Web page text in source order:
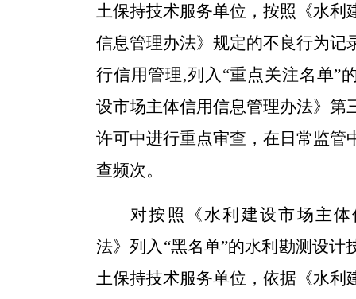
土保持技术服务单位 ，按照 《水
信息管理办法》 规定的不良行为记
行信用管理,列入 “重点关注名单”
设市场主体信用信息管理办法》 第
许可中进行重点审查，在日常监管
查频次。
对按照
《水利建设市场主
法》列入 “黑名单”的水利勘测设计
土保持技术服务单位 ，依据 《水